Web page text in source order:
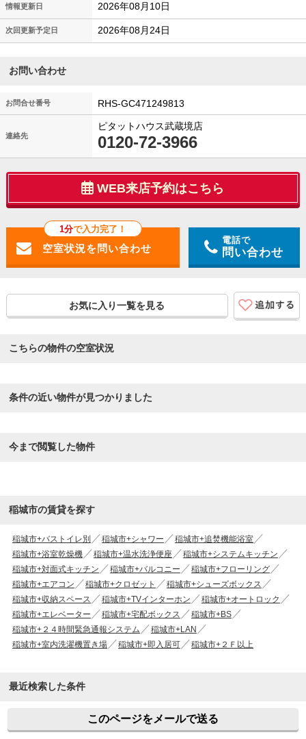
情報更新日 2026年08月10日
次回更新予定日 2026年08月24日
お問い合わせ
お問合せ番号 RHS-GC471249813
連絡先
ピタットハウス武蔵境店
0120-72-3966
WEB来店予約はこちら
1分で入力完了！
電話で
問い合わせ
お気に入り一覧を見る
こちらの物件の空室状況
条件の近い物件が見つかりました
今まで閲覧した物件
稲城市の賃貸を探す
稲城市+バストイレ別 稲城市+シャワー
稲城市+追焚機能浴室
稲城市+浴室乾燥機
稲城市+温水洗浄便座
稲城市+システムキッチン
稲城市+対面式キッチン
稲城市+バルコニー
稲城市+フローリング
稲城市+エアコン
稲城市+クロゼット
稲城市+シューズボックス
稲城市+収納スペース
稲城市+TVインターホン
稲城市+オートロック
稲城市+エレベーター
稲城市+宅配ボックス
稲城市+BS
稲城市+２４時間緊急通報システム
稲城市+LAN
稲城市+室内洗濯機置き場
稲城市+即入居可 稲城市+２Ｆ以上
最近検索した条件
このページをメールで送る